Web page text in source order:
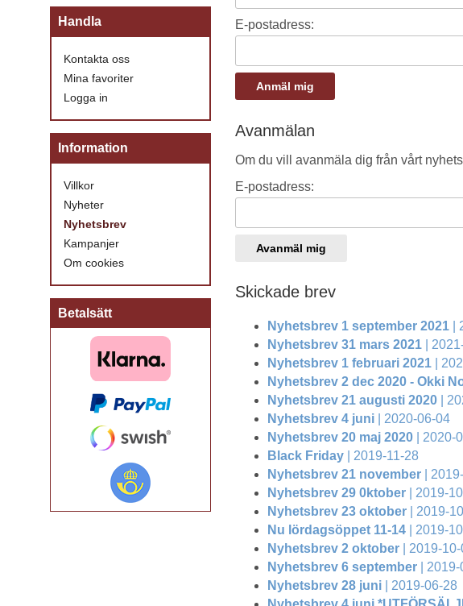
Handla
Kontakta oss
Mina favoriter
Logga in
Information
Villkor
Nyheter
Nyhetsbrev
Kampanjer
Om cookies
Betalsätt
E-postadress:
Avanmälan
Om du vill avanmäla dig från vårt
E-postadress:
Skickade brev
Nyhetsbrev 1 september 2021 |
Nyhetsbrev 31 mars 2021 |
Nyhetsbrev 1 februari 2021 |
Nyhetsbrev 2 dec 2020 - Okki
Nyhetsbrev 21 augusti 2020 |
Nyhetsbrev 4 juni | 2020-06-04
Nyhetsbrev 20 maj 2020 | 2020-
Black Friday | 2019-11-28
Nyhetsbrev 21 november |
Nyhetsbrev 29 0ktober | 2019-
Nyhetsbrev 23 oktober | 2019-
Nu lördagsöppet 11-14 | 2019-
Nyhetsbrev 2 oktober | 2019-
Nyhetsbrev 6 september |
Nyhetsbrev 28 juni | 2019-06-28